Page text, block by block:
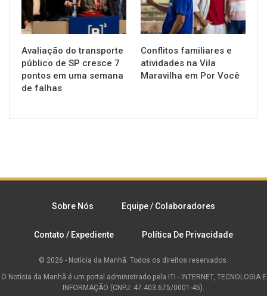
Avaliação do transporte
público de SP cresce 7
pontos em uma semana
de falhas
Conflitos familiares e
atividades na Vila
Maravilha em Por Você
Sobre Nós Equipe / Colaboradores
Contato / Expediente Política De Privacidade
© 2026 - Notícia da Manhã. Todos os direitos reservados.
O Notícia da Manhã é um portal administrado pela ITI - INTERNET, TECNOLOGIA E
INFORMAÇÃO (CNPJ: 47.403.675/0001-45).